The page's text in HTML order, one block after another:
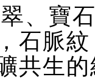
、寶
石脈
共生